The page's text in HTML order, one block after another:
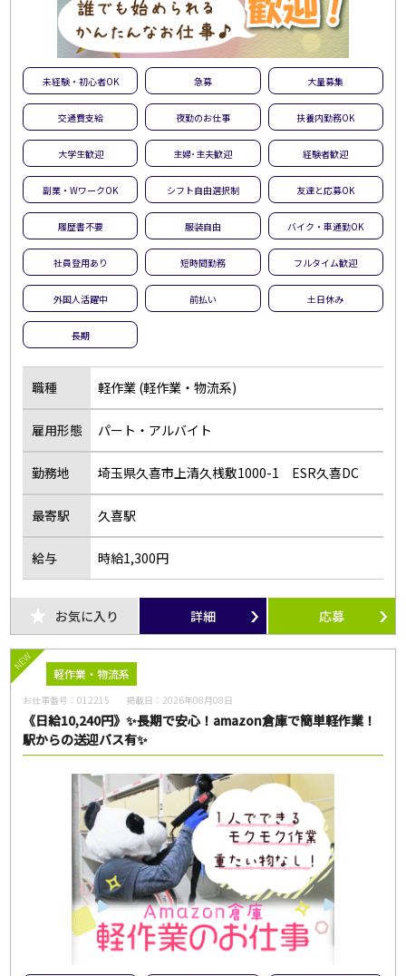
未経験・初心者OK 急募 大量募集
交通費支給 夜勤のお仕事 扶養内勤務OK
大学生歓迎 主婦･主夫歓迎 経験者歓迎
副業・WワークOK シフト自由選択制 友達と応募OK
履歴書不要 服装自由 バイク・車通勤OK
社員登用あり 短時間勤務 フルタイム歓迎
外国人活躍中 前払い 土日休み
長期
職種 軽作業 (軽作業・物流系)
雇用形態 パート・アルバイト
勤務地 埼玉県久喜市上清久桟敷1000-1 ESR久喜DC
最寄駅 久喜駅
給与 時給1,300円
お気に入り 詳細 応募
NEW
軽作業・物流系
お仕事番号：012215 掲載日： 2026年08月08日
《日給10,240円》✨長期で安心！amazon倉庫で簡単軽作業！
駅からの送迎バス有✨